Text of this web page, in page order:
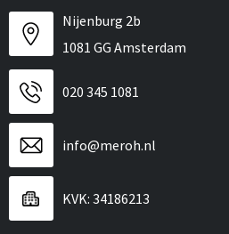
Nijenburg 2b
1081 GG Amsterdam
020 345 1081
info@meroh.nl
KVK: 34186213